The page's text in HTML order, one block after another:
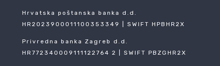
Hrvatska poštanska banka d.d.
HR2023900011100353349 | SWIFT HPBHR2X
Privredna banka Zagreb d.d.
HR772340009111122764 2 | SWIFT PBZGHR2X